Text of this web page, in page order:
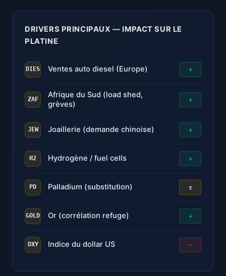
DRIVERS PRINCIPAUX — IMPACT SUR LE
PLATINE
DIES Ventes auto diesel (Europe) +
ZAF
Afrique du Sud (load shed,
grèves)
+
JEW Joaillerie (demande chinoise) +
H2 Hydrogène / fuel cells +
PD Palladium (substitution) ±
GOLD Or (corrélation refuge) +
DXY Indice du dollar US −